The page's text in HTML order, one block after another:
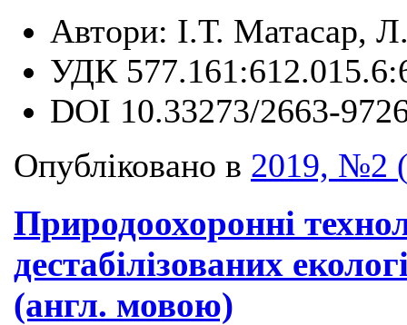
Автори: І.Т. Матасар,
УДК
DOI 10.33273/2663-
Опубліковано в 2019, №2
Природоохоронні
дестабілізованих
(англ. мовою)